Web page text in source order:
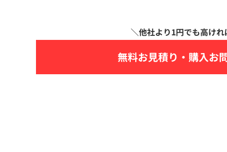
無料お見積り・ 購入お